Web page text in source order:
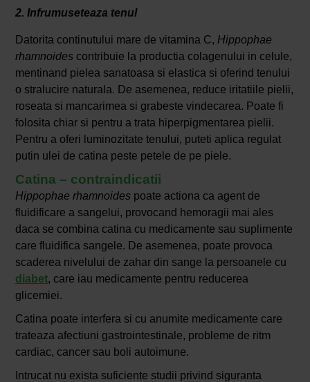
2. Infrumuseteaza tenul
Datorita continutului mare de vitamina C, Hippophae
rhamnoidescontribuie la productia colagenului in celule,
mentinand pielea sanatoasa si elastica si oferind tenului
o stralucire naturala. De asemenea, reduce iritatiile pielii,
roseata si mancarimea si grabeste vindecarea. Poate fi
folosita chiar si pentru a trata hiperpigmentarea pielii.
Pentru a oferi luminozitate tenului, puteti aplica regulat
putin ulei de catina peste petele de pe piele.
Catina – contraindicatii
Hippophae rhamnoidespoate actiona ca agent de
fluidificare a sangelui, provocand hemoragii mai ales
daca se combina catina cu medicamente sau suplimente
care fluidifica sangele. De asemenea, poate provoca
scaderea nivelului de zahar din sange la persoanele cu
diabet, care iau medicamente pentru reducerea
glicemiei.
Catina poate interfera si cu anumite medicamente care
trateaza afectiuni gastrointestinale, probleme de ritm
cardiac, cancer sau boli autoimune.
Intrucat nu exista suficiente studii privind siguranta